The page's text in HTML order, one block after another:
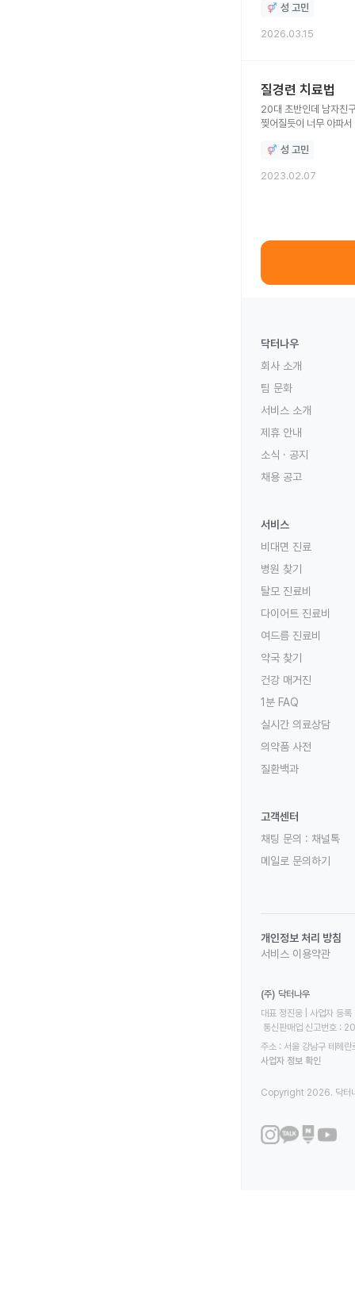
아랫배랑 허리가 조금
성 고민
2026.03.15
질경련 치료법
20대 초반인데 남자친
찢어질듯이 너무 아파
성 고민
2023.02.07
닥터나우
회사 소개
팀 문화
서비스 소개
제휴 안내
소식 · 공지
채용 공고
서비스
비대면 진료
병원 찾기
탈모 진료비
다이어트 진료비
여드름 진료비
약국 찾기
건강 매거진
1분 FAQ
실시간 의료상담
의약품 사전
질환백과
고객센터
채팅 문의 : 채널톡
메일로 문의하기
개인정보 처리 방침
서비스 이용약관
(주) 닥터나우
대표 정진웅 | 사업자
통신판매업 신고번호
주소 : 서울 강남구 테헤
사업자 정보 확인
Copyright 2026. 닥터